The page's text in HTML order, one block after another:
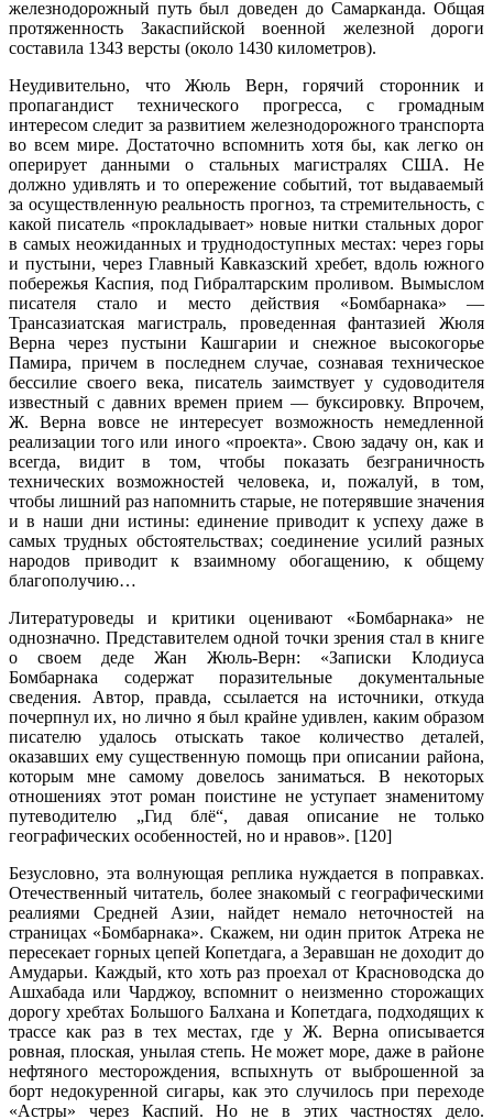
железнодорожный путь был доведен до Самарканда. Общая
протяженность Закаспийской военной железной дороги
составила 134З версты (около 1430 километров).
Неудивительно, что Жюль Верн, горячий сторонник и
пропагандист технического прогресса, с громадным
интересом следит за развитием железнодорожного транспорта
во всем мире. Достаточно вспомнить хотя бы, как легко он
оперирует данными о стальных магистралях США. Не
должно удивлять и то опережение событий, тот выдаваемый
за осуществленную реальность прогноз, та стремительность, с
какой писатель «прокладывает» новые нитки стальных дорог
в самых неожиданных и труднодоступных местах: через горы
и пустыни, через Главный Кавказский хребет, вдоль южного
побережья Каспия, под Гибралтарским проливом. Вымыслом
писателя стало и место действия «Бомбарнака» —
Трансазиатская магистраль, проведенная фантазией Жюля
Верна через пустыни Кашгарии и снежное высокогорье
Памира, причем в последнем случае, сознавая техническое
бессилие своего века, писатель заимствует у судоводителя
известный с давних времен прием — буксировку. Впрочем,
Ж. Верна вовсе не интересует возможность немедленной
реализации того или иного «проекта». Свою задачу он, как и
всегда, видит в том, чтобы показать безграничность
технических возможностей человека, и, пожалуй, в том,
чтобы лишний раз напомнить старые, не потерявшие значения
и в наши дни истины: единение приводит к успеху даже в
самых трудных обстоятельствах; соединение усилий разных
народов приводит к взаимному обогащению, к общему
благополучию…
Литературоведы и критики оценивают «Бомбарнака» не
однозначно. Представителем одной точки зрения стал в книге
о своем деде Жан Жюль-Верн: «Записки Клодиуса
Бомбарнака содержат поразительные документальные
сведения. Автор, правда, ссылается на источники, откуда
почерпнул их, но лично я был крайне удивлен, каким образом
писателю удалось отыскать такое количество деталей,
оказавших ему существенную помощь при описании района,
которым мне самому довелось заниматься. В некоторых
отношениях этот роман поистине не уступает знаменитому
путеводителю „Гид блё“, давая описание не только
географических особенностей, но и нравов». [120]
Безусловно, эта волнующая реплика нуждается в поправках.
Отечественный читатель, более знакомый с географическими
реалиями Средней Азии, найдет немало неточностей на
страницах «Бомбарнака». Скажем, ни один приток Атрека не
пересекает горных цепей Копетдага, а Зеравшан не доходит до
Амударьи. Каждый, кто хоть раз проехал от Красноводска до
Ашхабада или Чарджоу, вспомнит о неизменно сторожащих
дорогу хребтах Большого Балхана и Копетдага, подходящих к
трассе как раз в тех местах, где у Ж. Верна описывается
ровная, плоская, унылая степь. Не может море, даже в районе
нефтяного месторождения, вспыхнуть от выброшенной за
борт недокуренной сигары, как это случилось при переходе
«Астры» через Каспий. Но не в этих частностях дело.